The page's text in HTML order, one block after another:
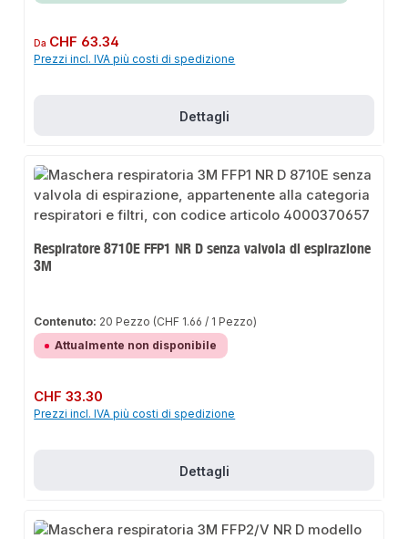
Prezzo normale:
Da CHF 63.34
Prezzi incl. IVA più costi di spedizione
Dettagli
Respiratore 8710E FFP1 NR D senza valvola di espirazione
3M
Contenuto: 20 Pezzo (CHF 1.66 / 1 Pezzo)
Attualmente non disponibile
Prezzo normale:
CHF 33.30
Prezzi incl. IVA più costi di spedizione
Dettagli